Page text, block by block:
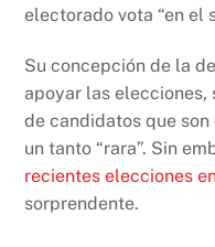
electorado vota “en el
Su concepción de la
apoyar las elecciones,
de candidatos que
un tanto “rara”. Sin
recientes elecciones
sorprendente.